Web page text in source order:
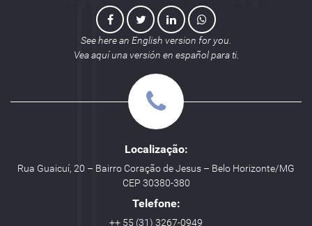
See here an English version for you.
Vea aquí una versión en español para ti.
Localização:
Rua Guaicuí, 20 – Bairro Coração de Jesus – Belo Horizonte/MG
CEP 30380-380
Telefone:
++ 55 (31) 3267-0949